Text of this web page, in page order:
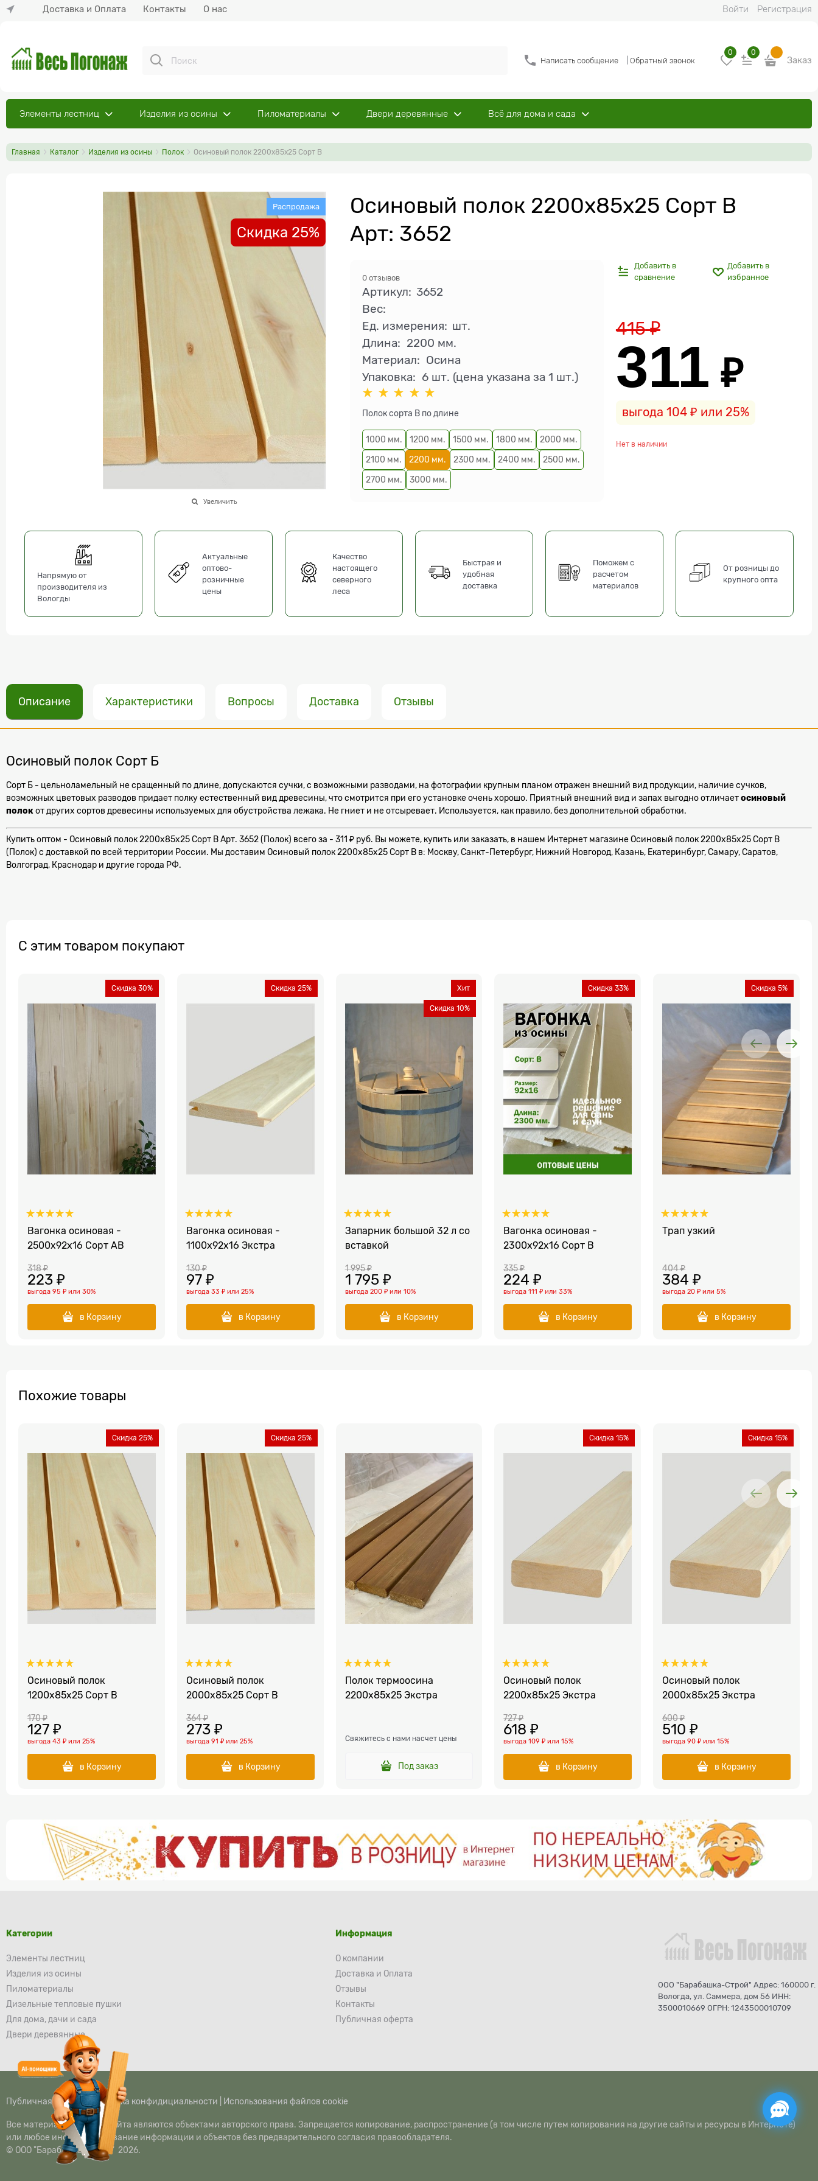
Доставка и Оплата Контакты О нас Войти Регистрация
Написать сообщение Обратный звонок
0 0
Заказ
Элементы лестниц Изделия из осины Пиломатериалы Двери деревянные Всё для дома и сада
Главная Каталог Изделия из осины Полок Осиновый полок 2200x85x25 Сорт B
Распродажа
Скидка 25%
Увеличить
Осиновый полок 2200x85x25 Сорт B
Арт: 3652
0 отзывов
Артикул: 3652
Вес:
Ед. измерения: шт.
Длина: 2200 мм.
Материал: Осина
Упаковка: 6 шт. (цена указана за 1 шт.)
Полок сорта В по длине
1000 мм. 1200 мм. 1500 мм. 1800 мм. 2000 мм.
2100 мм. 2200 мм. 2300 мм. 2400 мм. 2500 мм.
2700 мм. 3000 мм.
Добавить в
сравнение
Добавить в
избранное
415 ₽
311 ₽
выгода 104 ₽ или 25%
Нет в наличии
Напрямую от
производителя из
Вологды
Актуальные
оптово-
розничные
цены
Качество
настоящего
северного
леса
Быстрая и
удобная
доставка
Поможем с
расчетом
материалов
От розницы до
крупного опта
Описание Характеристики Вопросы Доставка Отзывы
Осиновый полок Сорт Б
Сорт Б - цельноламельный не сращенный по длине, допускаются сучки, с возможными разводами, на фотографии крупным планом отражен внешний вид продукции, наличие сучков,
возможных цветовых разводов придает полку естественный вид древесины, что смотрится при его установке очень хорошо. Приятный внешний вид и запах выгодно отличаетосиновый
полок от других сортов древесины используемых для обустройства лежака. Не гниет и не отсыревает. Используется, как правило, без дополнительной обработки.
Купить оптом - Осиновый полок 2200x85x25 Сорт B Арт. 3652 (Полок) всего за - 311 ₽ руб. Вы можете, купить или заказать, в нашем Интернет магазине Осиновый полок 2200x85x25 Сорт B
(Полок) с доставкой по всей территории России. Мы доставим Осиновый полок 2200x85x25 Сорт B в: Москву, Санкт-Петербург, Нижний Новгород, Казань, Екатеринбург, Самару, Саратов,
Волгоград, Краснодар и другие города РФ.
С этим товаром покупают
Вагонка осиновая -
2500x92x16 Сорт АВ
Скидка 30%
318 ₽
223 ₽
выгода 95 ₽ или 30%
в Корзину
Вагонка осиновая -
1100x92x16 Экстра
Скидка 25%
130 ₽
97 ₽
выгода 33 ₽или 25%
в Корзину
Запарник большой 32 л со
вставкой
Хит
Скидка 10%
1 995 ₽
1 795 ₽
выгода 200 ₽или 10%
в Корзину
Вагонка осиновая -
2300x92x16 Сорт В
Скидка 33%
335 ₽
224 ₽
выгода111 ₽ или33%
в Корзину
Трап узкий
Скидка 5%
404 ₽
384 ₽
выгода20 ₽ или5%
в Корзину
Похожие товары
Осиновый полок
1200x85x25 Сорт B
Скидка 25%
170 ₽
127 ₽
выгода 43 ₽ или 25%
в Корзину
Осиновый полок
2000x85x25 Сорт B
Скидка 25%
364 ₽
273 ₽
выгода 91 ₽или 25%
в Корзину
Полок термоосина
2200x85x25 Экстра
Свяжитесь с нами насчет цены
Под заказ
Осиновый полок
2200x85x25 Экстра
Скидка 15%
727 ₽
618 ₽
выгода109 ₽ или15%
в Корзину
Осиновый полок
2000x85x25 Экстра
Скидка 15%
600 ₽
510 ₽
выгода90 ₽ или15%
в Корзину
Категории
Элементы лестниц
Изделия из осины
Пиломатериалы
Дизельные тепловые пушки
Для дома, дачи и сада
Двери деревянные
Информация
О компании
Доставка и Оплата
Отзывы
Контакты
Публичная оферта
ООО "Барабашка-Строй" Адрес: 160000 г.
Вологда, ул. Саммера, дом 56 ИНН:
3500010669 ОГРН: 1243500010709
Публичная оферта |Политика конфидициальности Использования файлов cookie
Все материалы данного сайта являются объектами авторского права. Запрещается копирование, распространение (в том числе путем копирования на другие сайты и ресурсы в Интернете)
или любое иное использование информации и объектов без предварительного согласия правообладателя.
© ООО "Барабашка-Строй" 2026.